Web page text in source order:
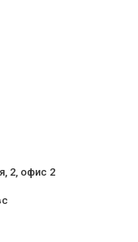
2, офис 2